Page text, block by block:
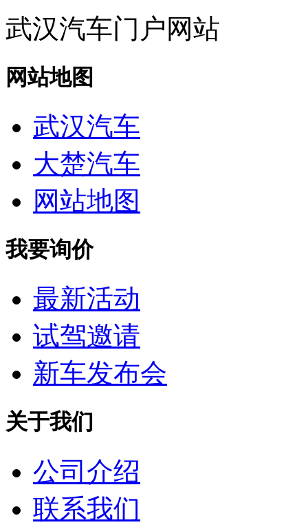
武汉汽车门户网站
网站地图
武汉汽车
大楚汽车
网站地图
我要询价
最新活动
试驾邀请
新车发布会
关于我们
公司介绍
联系我们